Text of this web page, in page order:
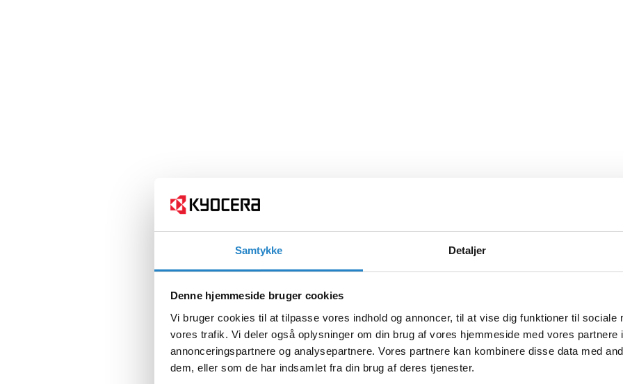
Samtykke Detaljer
Denne hjemmeside bruger cookies
Vi bruger cookies til at tilpasse vores indhold og annoncer, til at vise dig funktioner til sociale
vores trafik. Vi deler også oplysninger om din brug af vores hjemmeside med vores partnere
annonceringspartnere og analysepartnere. Vores partnere kan kombinere disse data med
dem, eller som de har indsamlet fra din brug af deres tjenester.